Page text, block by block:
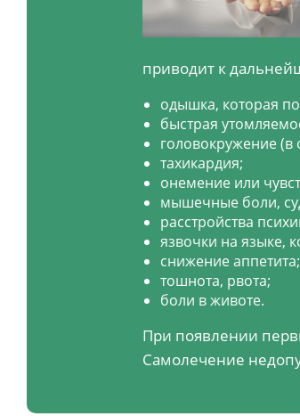
приводит к
одышка, которая
быстрая
головокружение (в
тахикардия;
онемение или
мышечные боли,
расстройства
язвочки на языке,
снижение аппетита;
тошнота, рвота;
боли в животе.
При появлении
Самолечение